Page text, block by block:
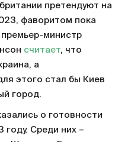
претендуют на
фаворитом пока
премьер-министр
считает, что
а
этого стал бы Киев
город.
о готовности
году. Среди них –